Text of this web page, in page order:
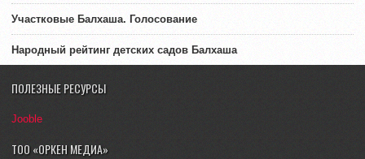
Участковые Балхаша. Голосование
Народный рейтинг детских садов Балхаша
ПОЛЕЗНЫЕ РЕСУРСЫ
Jooble
ТОО «ОРКЕН МЕДИА»